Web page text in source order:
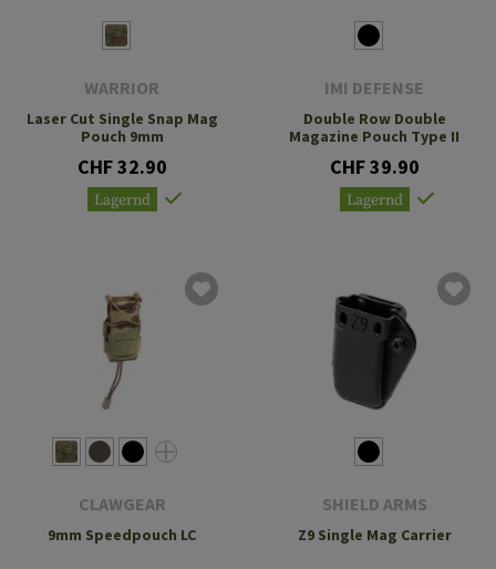
WARRIOR
Laser Cut Single Snap Mag
Pouch 9mm
CHF 32.90
Lagernd
IMI DEFENSE
Double Row Double
Magazine Pouch Type II
CHF 39.90
Lagernd
CLAWGEAR
9mm Speedpouch LC
SHIELD ARMS
Z9 Single Mag Carrier